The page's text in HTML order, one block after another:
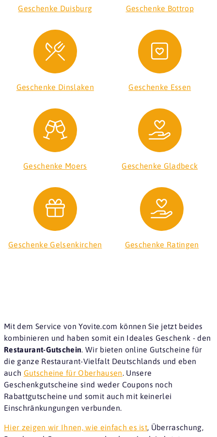
Geschenke Duisburg Geschenke Bottrop
Geschenke Dinslaken Geschenke Essen
Geschenke Moers Geschenke Gladbeck
Geschenke Gelsenkirchen Geschenke Ratingen
Mit dem Service von Yovite.com können Sie jetzt beides
kombinieren und haben somit ein Ideales Geschenk - den
Restaurant-Gutschein. Wir bieten online Gutscheine für
die ganze Restaurant-Vielfalt Deutschlands und eben
auch Gutscheine für Oberhausen. Unsere
Geschenkgutscheine sind weder Coupons noch
Rabattgutscheine und somit auch mit keinerlei
Einschränkungungen verbunden.
Hier zeigen wir Ihnen, wie einfach es ist, Überraschung,